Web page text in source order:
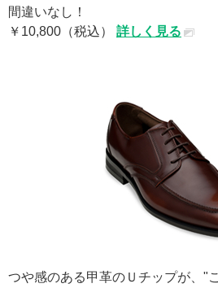
間違いなし！
￥10,800（税込） 詳しく見る
つや感のある甲革のＵチップが、"